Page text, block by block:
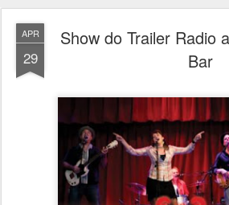
APR
29
Show do Trailer Radio
Bar